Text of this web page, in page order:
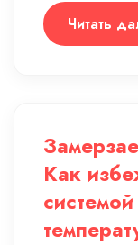
Читать
Как